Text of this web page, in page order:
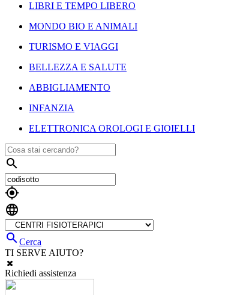
LIBRI E TEMPO LIBERO
MONDO BIO E ANIMALI
TURISMO E VIAGGI
BELLEZZA E SALUTE
ABBIGLIAMENTO
INFANZIA
ELETTRONICA OROLOGI E GIOIELLI



Cerca
TI SERVE AIUTO?
Richiedi assistenza